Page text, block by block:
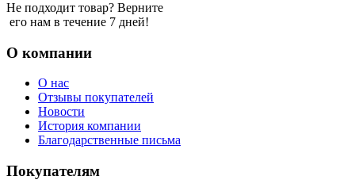
Не подходит товар? Верните
его нам в течение 7 дней!
О компании
О нас
Отзывы покупателей
Новости
История компании
Благодарственные письма
Покупателям